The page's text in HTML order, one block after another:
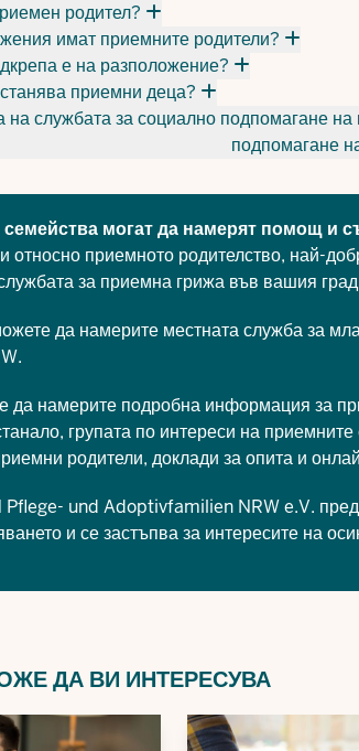
родител?
имат приемните родители?
е на разположение?
приемни деца?
на службата за социално подпомагане
подпомагане
могат да намерят помощ и
относно приемното родителство, най-
за приемна грижа във вашия
да намерите местната служба за
да намерите подробна информация за
групата по интереси на
родители, доклади за опита и
Pflege- und Adoptivfamilien NRW e.V.
и се застъпва за интересите на
ДА ВИ ИНТЕРЕСУВА